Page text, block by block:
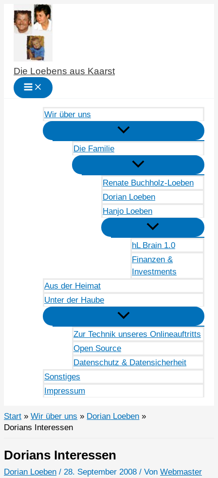
Zum
Inhalt
springen
Die Loebens aus Kaarst
Wir über uns
Die Familie
Renate Buchholz-Loeben
Dorian Loeben
Hanjo Loeben
hL Brain 1.0
Finanzen &
Investments
Aus der Heimat
Unter der Haube
Zur Technik unseres Onlineauftritts
Open Source
Datenschutz & Datensicherheit
Sonstiges
Impressum
Start Wir über uns
Dorian Loeben
Dorians Interessen
Dorians Interessen
Dorian Loeben / 28. September 2008 / Von Webmaster